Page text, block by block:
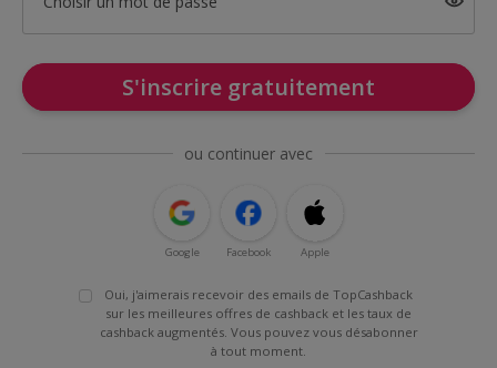
S'inscrire gratuitement
ou continuer avec
Google Facebook Apple
Oui, j'aimerais recevoir des emails de TopCashback
sur les meilleures offres de cashback et les taux de
cashback augmentés. Vous pouvez vous désabonner
à tout moment.